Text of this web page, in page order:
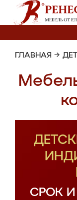
ГЛАВНАЯ →
СРОК